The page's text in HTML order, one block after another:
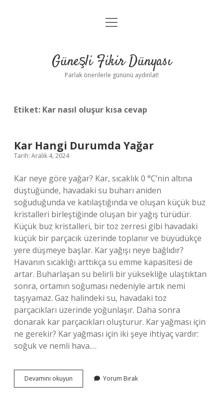
Anasayfa
Yasal Uyarı
menüyü
Güneşli Fikir Dünyası
Parlak önerilerle gününü aydınlat!
Etiket: Kar nasıl oluşur kısa cevap
Kar Hangi Durumda Yağar
Tarih: Aralık 4, 2024
Kar neye göre yağar? Kar, sıcaklık 0 °C’nin altına
düştüğünde, havadaki su buharı aniden
soğuduğunda ve katılaştığında ve oluşan küçük buz
kristalleri birleştiğinde oluşan bir yağış türüdür.
Küçük buz kristalleri, bir toz zerresi gibi havadaki
küçük bir parçacık üzerinde toplanır ve büyüdükçe
yere düşmeye başlar. Kar yağışı neye bağlıdır?
Havanın sıcaklığı arttıkça su emme kapasitesi de
artar. Buharlaşan su belirli bir yüksekliğe ulaştıktan
sonra, ortamın soğuması nedeniyle artık nemi
taşıyamaz. Gaz halindeki su, havadaki toz
parçacıkları üzerinde yoğunlaşır. Daha sonra
donarak kar parçacıkları oluşturur. Kar yağması için
ne gerekir? Kar yağması için iki şeye ihtiyaç vardır:
soğuk ve nemli hava.…
Devamını okuyun
Hangi
Yorum Bırak